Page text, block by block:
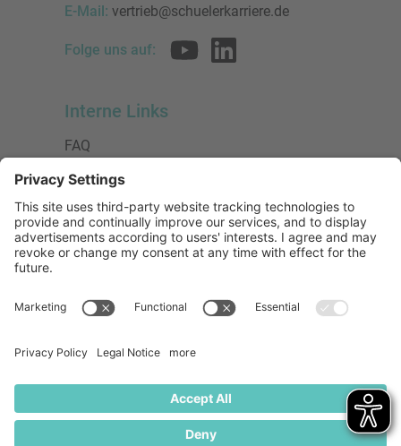
E-Mail: vertrieb@schuelerkarriere.de
Folge uns auf:
Interne Links
FAQ
Datenschutzerklärung
Impressum
Presse
Urheberrecht
Mitglied bei:
Die Jungen Unternehmer